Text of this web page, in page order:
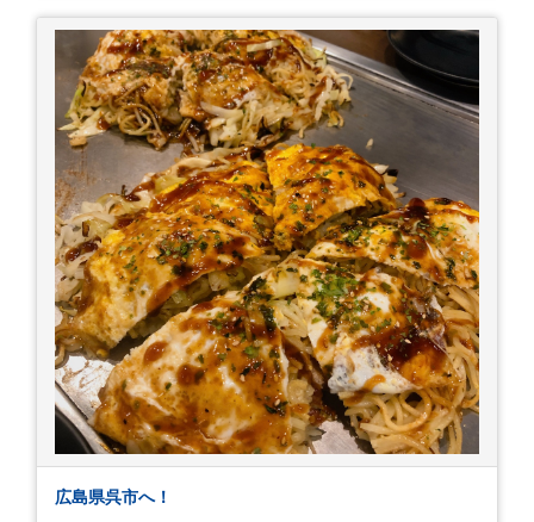
かかる事2つ目。疎遠だった知人の訪問あり！ 気
にかかるetcが徐々に....。 気の持ちようと、タイ
ミングかもしれませんが。お宮参りはお薦めで
す。
広島県呉市へ！